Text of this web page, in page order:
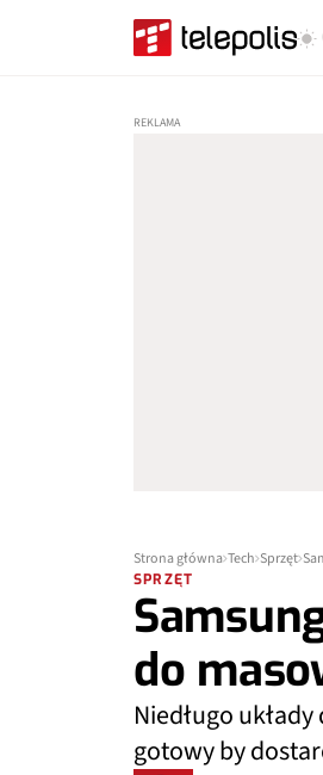
Strona główna Tech Sprzęt
SPRZĘT
do
Niedługo
gotowy by